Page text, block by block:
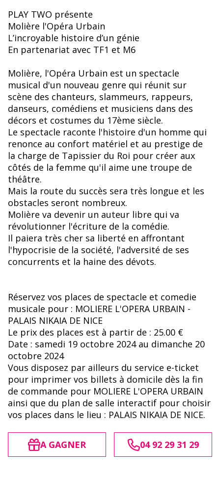
PLAY TWO présente
Molière l'Opéra Urbain
L’incroyable histoire d’un génie
En partenariat avec TF1 et M6
Molière, l'Opéra Urbain est un spectacle
musical d'un nouveau genre qui réunit sur
scène des chanteurs, slammeurs, rappeurs,
danseurs, comédiens et musiciens dans des
décors et costumes du 17ème siècle.
Le spectacle raconte l'histoire d'un homme qui
renonce au confort matériel et au prestige de
la charge de Tapissier du Roi pour créer aux
côtés de la femme qu'il aime une troupe de
théâtre.
Mais la route du succès sera très longue et les
obstacles seront nombreux.
Molière va devenir un auteur libre qui va
révolutionner l'écriture de la comédie.
Il paiera très cher sa liberté en affrontant
l'hypocrisie de la société, l'adversité de ses
concurrents et la haine des dévots.
Réservez vos places de spectacle et comedie
musicale pour : MOLIERE L'OPERA URBAIN -
PALAIS NIKAIA DE NICE
Le prix des places est à partir de : 25.00 €
Date : samedi 19 octobre 2024 au dimanche 20
octobre 2024
Vous disposez par ailleurs du service e-ticket
pour imprimer vos billets à domicile dès la fin
de commande pour MOLIERE L'OPERA URBAIN
ainsi que du plan de salle interactif pour choisir
vos places dans le lieu : PALAIS NIKAIA DE NICE.
A GAGNER 04 92 29 31 29